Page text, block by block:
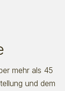
mehr als 45
und dem